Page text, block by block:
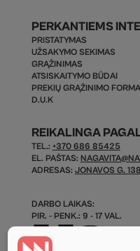
PERKANTIEMS
PRISTATYMAS
UŽSAKYMO SEKIMAS
GRĄŽINIMAS
ATSISKAITYMO BŪDAI
PREKIŲ GRĄŽINIMO FORMA
D.U.K
REIKALINGA
TEL.: +370 686 85425
EL. PAŠTAS:
ADRESAS: JONAVOS G.
DARBO LAIKAS:
PIR. - PENK.: 9 - 17 VAL.